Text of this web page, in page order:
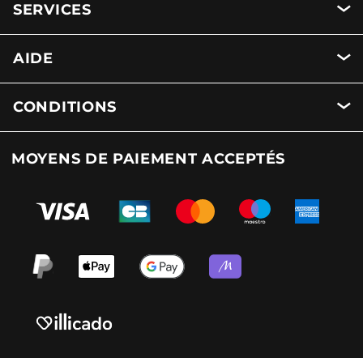
SERVICES
AIDE
CONDITIONS
MOYENS DE PAIEMENT ACCEPTÉS